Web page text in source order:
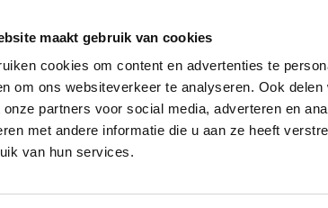
maakt gebruik van cookies
cookies om content en advertenties te
om ons websiteverkeer te analyseren. Ook
partners voor social media, adverteren en
met andere informatie die u aan ze heeft
van hun services.
De nr. 1 SUP board specialist van Europa